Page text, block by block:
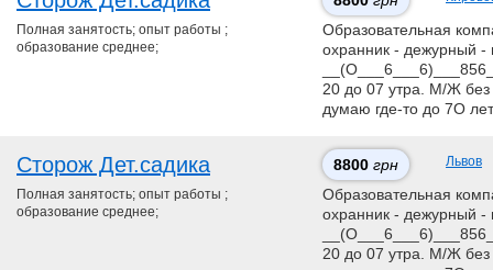
Полная занятость; опыт работы ;
образование среднее;
Образовательная
охранник - дежурный -
20 до 07 утра. М/Ж без
думаю где-то до 7О
Сторож Дет.садика 8800 грн Львов
Полная занятость; опыт работы ;
образование среднее;
Образовательная
охранник - дежурный -
20 до 07 утра. М/Ж без